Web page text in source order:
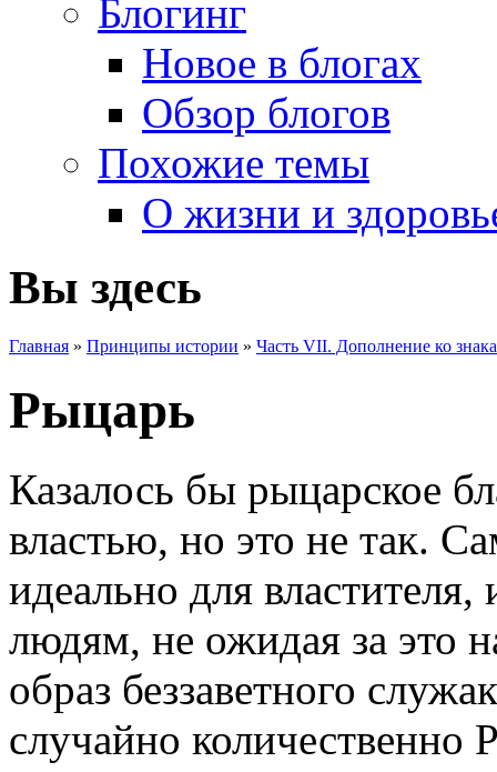
Блогинг
Новое в блогах
Обзор блогов
Похожие темы
О жизни и
Вы здесь
Главная » Принципы истории » Часть VII. Дополнение ко
Рыцарь
Казалось бы рыцарское
властью, но это не так.
идеально для
людям, не ожидая за это
образ беззаветного
случайно количественно